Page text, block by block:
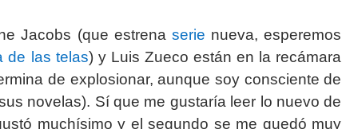
Jacobs (que estrenaserie nueva, esperemos
de las telas) y Luis Zueco están en la recámara
de explosionar, aunque soy consciente de
novelas). Sí que me gustaría leer lo nuevo de
muchísimo y el segundo se me quedó muy